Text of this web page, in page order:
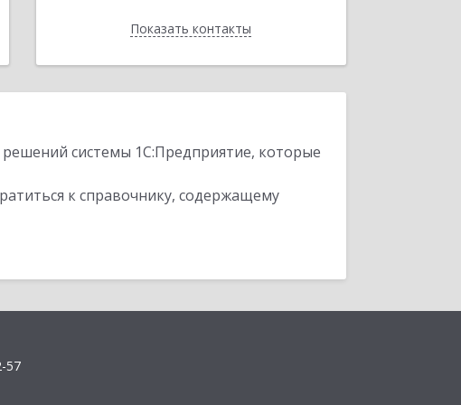
Показать контакты
Назад
системы 1С:Предприятие, которые
к справочнику, содержащему
57